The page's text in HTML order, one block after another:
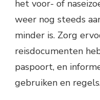
het voor- of
weer nog steeds
minder is. Zorg
reisdocumenten
paspoort, en
gebruiken en